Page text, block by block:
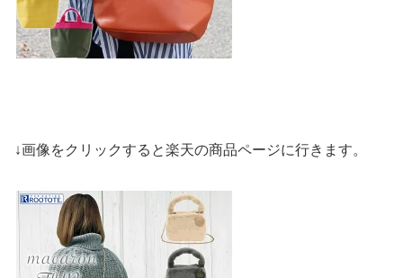
↓画像をクリックすると楽天の商品ページに行きます。